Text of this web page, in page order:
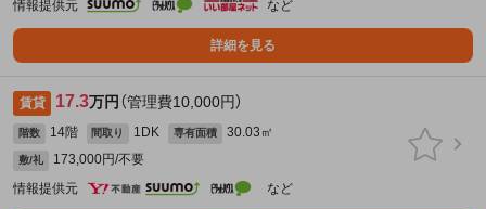
情報提供元
など
詳細を見る
賃貸 17.3万円 （管理費10,000円）
階数 14階 間取り 1DK 専有面積 30.03㎡
敷/礼
173,000円/不要
情報提供元
など